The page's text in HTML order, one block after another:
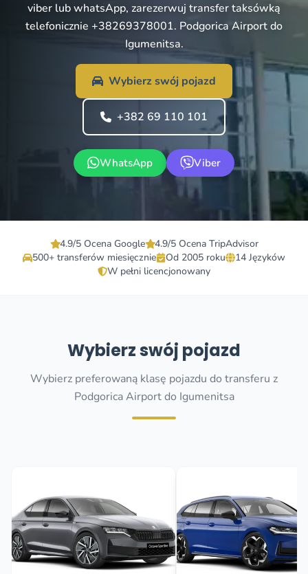
viber lub whatsApp, zarezerwuj transfer taksówką
telefonicznie +38269378001. Podgorica Airport do
Igumenitsa.
Wybierz swój pojazd
+382 69 110 101
WhatsApp Viber
4.9/5 Ocena Google
4.9/5 Ocena TripAdvisor
500+ transferów miesięcznie
Od 2005 roku
14 Języków
W pełni licencjonowany
Wybierz swój pojazd
Wybierz preferowaną klasę pojazdu do transferu z
Podgorica Airport do Igumenitsa